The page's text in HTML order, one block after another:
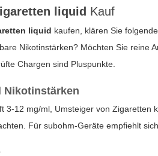
liquid Kauf
liquid kaufen, klären Sie
Nikotinstärken? Möchten Sie reine
Chargen sind Pluspunkte.
Nikotinstärken
3-12 mg/ml, Umsteiger von
Für subohm-Geräte empfiehlt